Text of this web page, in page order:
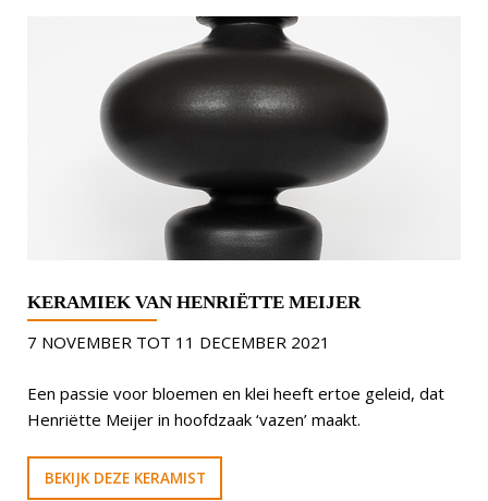
KERAMIEK VAN HENRIËTTE MEIJER
7 NOVEMBER TOT 11 DECEMBER 2021
Een passie voor bloemen en klei heeft ertoe geleid, dat
Henriëtte Meijer in hoofdzaak ‘vazen’ maakt.
BEKIJK DEZE KERAMIST